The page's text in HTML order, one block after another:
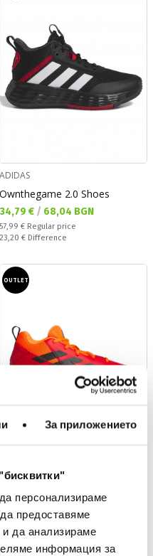
За приложението
персонализираме
предоставяме
да анализираме
информация за
ADIDAS
Ownthegame 2.0 Shoes
Текуща цена:
34,79 € / 68,04 BGN
Regular price:
57,99 € Regular price
Спестявате:
23,20 € Difference
OUTLET
ADIDAS
Текуща цена:
43,79 €/85,65 BGN
Regular price:
72,99 €Regular price
29,20 € Difference